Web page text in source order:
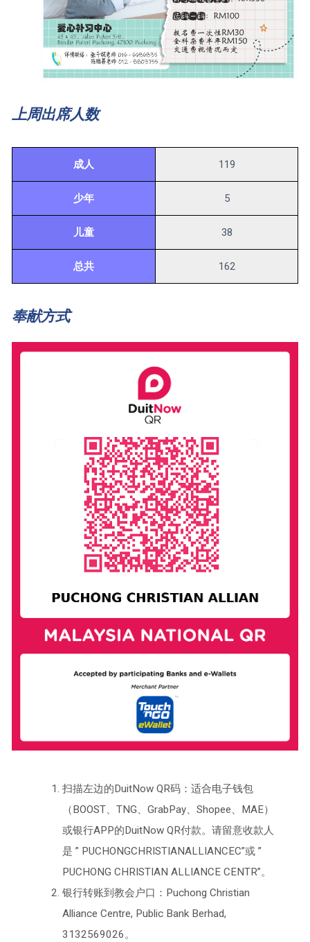
上周出席人数
成人 119
少年 5
儿童 38
总共 162
奉献方式
扫描左边的DuitNow QR码：适合电子钱包
（BOOST、TNG、GrabPay、Shopee、MAE）
或银行APP的DuitNow QR付款。请留意收款人
是 ” PUCHONGCHRISTIANALLIANCEC”或 ”
PUCHONG CHRISTIAN ALLIANCE CENTR”。
银行转账到教会户口：Puchong Christian
Alliance Centre, Public Bank Berhad,
3132569026。